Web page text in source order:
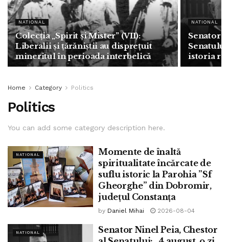
NATIONAL
Colecția „Spirit și Mister” (VII):
Liberalii și țărăniștii au disprețuit
mineritul în perioada interbelică
NATIONAL
Senator
istoria
Home Category Politics
Politics
You can add some category description here.
NATIONAL
Momente de înaltă
spiritualitate încărcate de
suflu istoric la Parohia ”Sf
Gheorghe” din Dobromir,
județul Constanța
by Daniel Mihai 2026-08-04
NATIONAL
Senator Ninel Peia, Chestor